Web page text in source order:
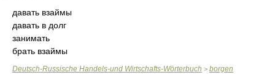
давать взаймы
давать в долг
занимать
брать взаймы
Deutsch-Russische Handels-und Wirtschafts-Wörterbuch > borgen